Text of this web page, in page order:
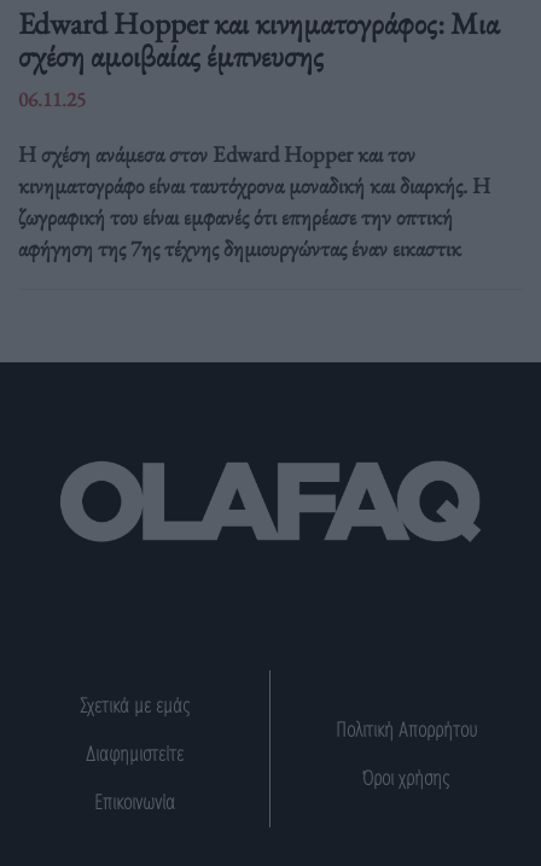
Edward Hopper και κινηματογράφος: Μια
σχέση αμοιβαίας έμπνευσης
06.11.25
Η σχέση ανάμεσα στον Edward Hopper και τον
κινηματογράφο είναι ταυτόχρονα μοναδική και διαρκής. Η
ζωγραφική του είναι εμφανές ότι επηρέασε την οπτική
αφήγηση της 7ης τέχνης δημιουργώντας έναν εικαστικ
Σχετικά με εμάς
Διαφημιστείτε
Επικοινωνία
Πολιτική Απορρήτου
Όροι χρήσης